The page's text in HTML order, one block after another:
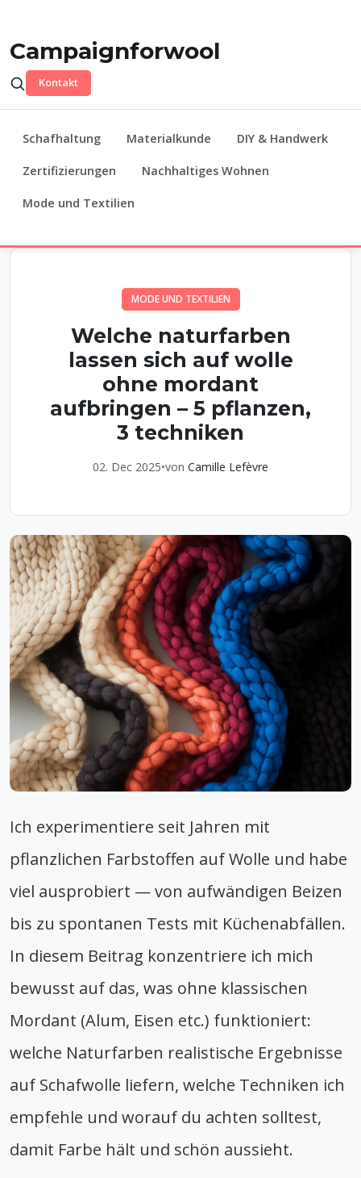
Campaignforwool
Kontakt
Schafhaltung Materialkunde DIY & Handwerk
Zertifizierungen Nachhaltiges Wohnen
Mode und Textilien
MODE UND TEXTILIEN
Welche naturfarben
lassen sich auf wolle
ohne mordant
aufbringen – 5 pflanzen,
3 techniken
02. Dec 2025•von Camille Lefèvre
Ich experimentiere seit Jahren mit
pflanzlichen Farbstoffen auf Wolle und habe
viel ausprobiert — von aufwändigen Beizen
bis zu spontanen Tests mit Küchenabfällen.
In diesem Beitrag konzentriere ich mich
bewusst auf das, was ohne klassischen
Mordant (Alum, Eisen etc.) funktioniert:
welche Naturfarben realistische Ergebnisse
auf Schafwolle liefern, welche Techniken ich
empfehle und worauf du achten solltest,
damit Farbe hält und schön aussieht.